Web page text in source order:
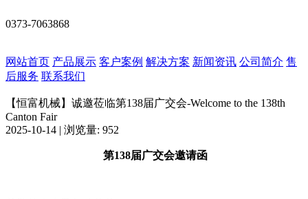
0373-7063868
网站首页 产品展示 客户案例 解决方案 新闻资讯 公司简介 售
后服务 联系我们
【恒富机械】诚邀莅临第138届广交会​​​​-Welcome to the 138th
Canton Fair
2025-10-14 | 浏览量: 952
第138届广交会邀请函